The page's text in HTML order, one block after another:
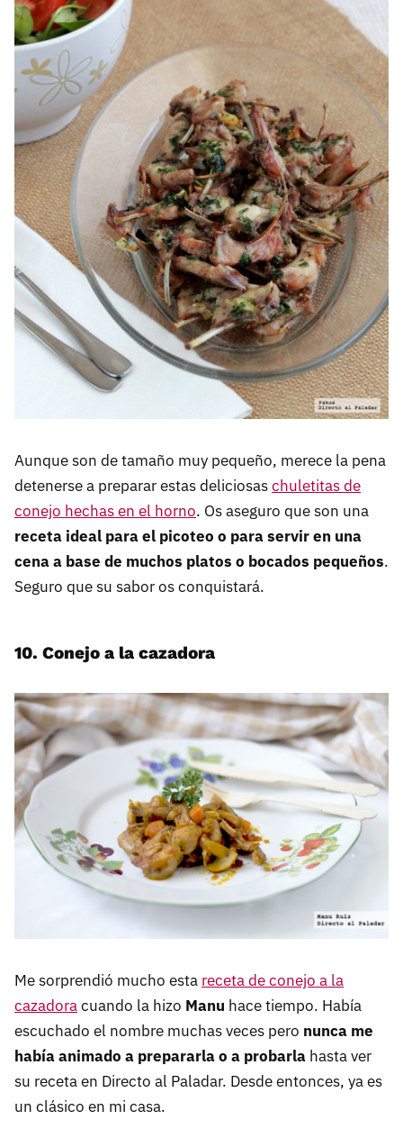
Aunque son de tamaño muy pequeño, merece la pena
detenerse a preparar estas deliciosaschuletitas de
conejo hechas en el horno. Os aseguro que son una
receta ideal para el picoteo o para servir en una
cena a base de muchos platos o bocados pequeños.
Seguro que su sabor os conquistará.
10. Conejo a la cazadora
Me sorprendió mucho esta receta de conejo a la
cazadoracuando la hizo Manu hace tiempo. Había
escuchado el nombre muchas veces pero nunca me
había animado a prepararla o a probarla hasta ver
su receta en Directo al Paladar. Desde entonces, ya es
un clásico en mi casa.